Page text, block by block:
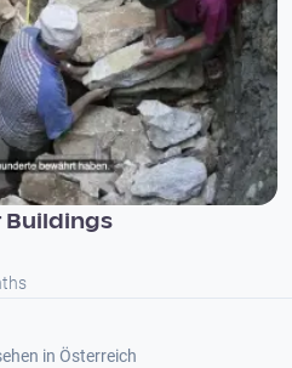
Buildings
in Österreich